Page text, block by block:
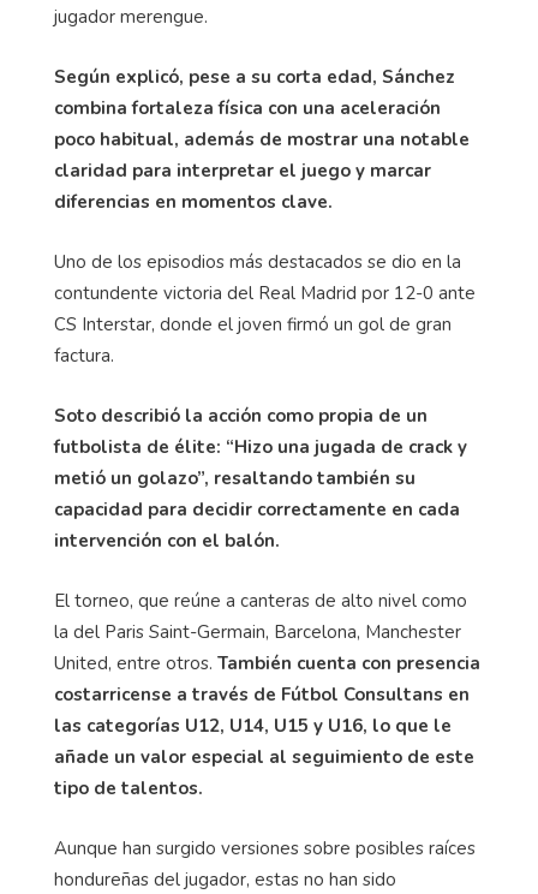
jugador merengue.
Según explicó, pese a su corta edad, Sánchez
combina fortaleza física con una aceleración
poco habitual, además de mostrar una notable
claridad para interpretar el juego y marcar
diferencias en momentos clave.
Uno de los episodios más destacados se dio en la
contundente victoria del Real Madrid por 12-0 ante
CS Interstar, donde el joven firmó un gol de gran
factura.
Soto describió la acción como propia de un
futbolista de élite: “Hizo una jugada de crack y
metió un golazo”, resaltando también su
capacidad para decidir correctamente en cada
intervención con el balón.
El torneo, que reúne a canteras de alto nivel como
la del Paris Saint-Germain, Barcelona, Manchester
United, entre otros. También cuenta con presencia
costarricense a través de Fútbol Consultans en
las categorías U12, U14, U15 y U16, lo que le
añade un valor especial al seguimiento de este
tipo de talentos.
Aunque han surgido versiones sobre posibles raíces
hondureñas del jugador, estas no han sido